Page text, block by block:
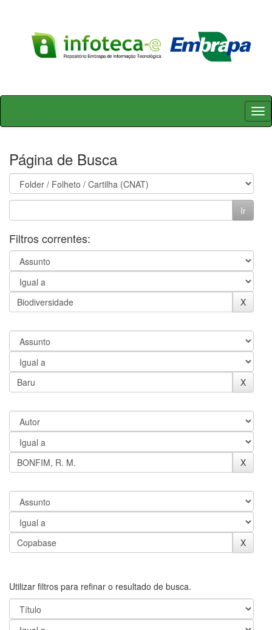
Skip
Página de Busca
Filtros correntes:
Utilizar filtros para refinar o resultado de busca.